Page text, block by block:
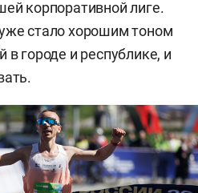
корпоративной лиге.
стало хорошим тоном
в городе и республике, и